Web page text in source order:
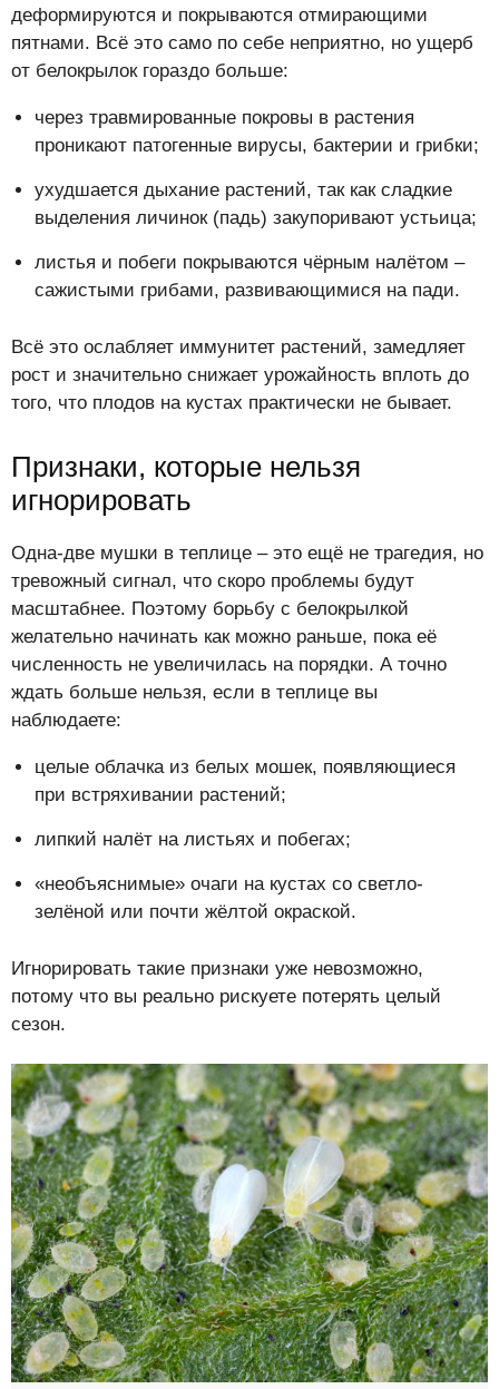
деформируются и покрываются отмирающими
пятнами. Всё это само по себе неприятно, но ущерб
от белокрылок гораздо больше:
через травмированные покровы в растения
проникают патогенные вирусы, бактерии и грибки;
ухудшается дыхание растений, так как сладкие
выделения личинок (падь) закупоривают устьица;
листья и побеги покрываются чёрным налётом –
сажистыми грибами, развивающимися на пади.
Всё это ослабляет иммунитет растений, замедляет
рост и значительно снижает урожайность вплоть до
того, что плодов на кустах практически не бывает.
Признаки, которые нельзя
игнорировать
Одна-две мушки в теплице – это ещё не трагедия, но
тревожный сигнал, что скоро проблемы будут
масштабнее. Поэтому борьбу с белокрылкой
желательно начинать как можно раньше, пока её
численность не увеличилась на порядки. А точно
ждать больше нельзя, если в теплице вы
наблюдаете:
целые облачка из белых мошек, появляющиеся
при встряхивании растений;
липкий налёт на листьях и побегах;
«необъяснимые» очаги на кустах со светло-
зелёной или почти жёлтой окраской.
Игнорировать такие признаки уже невозможно,
потому что вы реально рискуете потерять целый
сезон.